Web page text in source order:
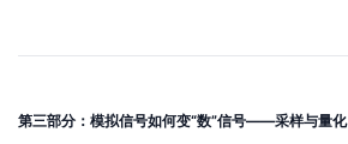
第三部分：模拟信号如何变“数”信号——采样与量化